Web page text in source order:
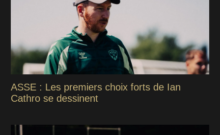
ASSE : Les premiers choix forts de Ian
Cathro se dessinent